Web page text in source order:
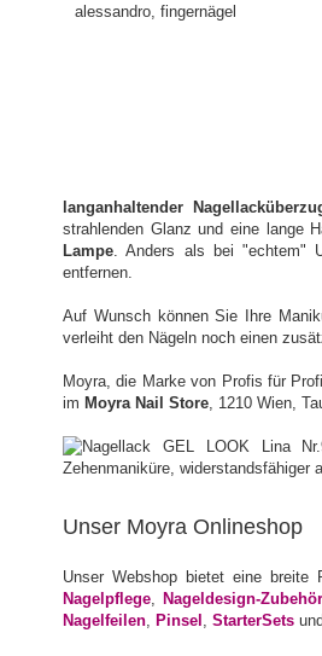
langanhaltender
strahlenden Glanz und eine lange
Lampe. Anders als bei "echtem"
entfernen.
Auf Wunsch können Sie Ihre
verleiht den Nägeln noch einen
Moyra, die Marke von Profis für
im Moyra Nail Store, 1210 Wien,
Unser Moyra Onlineshop
Unser Webshop bietet eine breite
Nagelpflege, Nageldesign-Zubehör
Nagelfeilen, Pinsel , StarterSets